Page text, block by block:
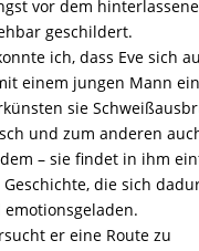
vor dem
geschildert.
ich, dass Eve sich
einem jungen Mann
sie
und zum anderen
– sie findet in ihm
die sich
er eine Route zu